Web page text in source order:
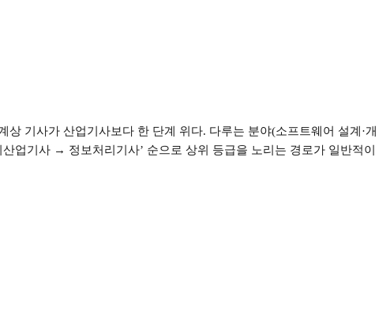
상 기사가 산업기사보다 한 단계 위다. 다루는 분야(소프트웨어 설계 ·개
산업기사 → 정보처리기사’ 순으로 상위 등급을 노리는 경로가 일반적이